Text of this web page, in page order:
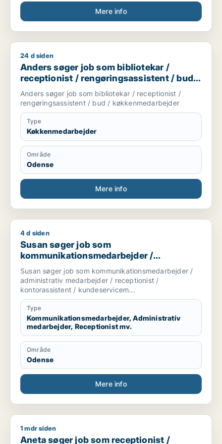
Mere info
Anders søger job som bibliotekar / receptionist /
24 d siden
Anders søger job som bibliotekar /
receptionist / rengøringsassistent / bud /
køkkenmedarbejder
Anders søger job som bibliotekar / receptionist /
rengøringsassistent / bud / køkkenmedarbejder
Type
Køkkenmedarbejder
Område
Odense
Mere info
Susan søger job som kommunikationsmedarbejder /
4 d siden
Susan søger job som
kommunikationsmedarbejder /
administrativ medarbejder / receptionist /
kontorassistent /
kundeservicemedarbejder
Susan søger job som kommunikationsmedarbejder /
administrativ medarbejder / receptionist /
kontorassistent / kundeservicem...
Type
Kommunikationsmedarbejder, Administrativ
medarbejder, Receptionist mv.
Område
Odense
Mere info
Aneta søger job som receptionist / rengøringsassistent /
1 mdr siden
Aneta søger job som receptionist /